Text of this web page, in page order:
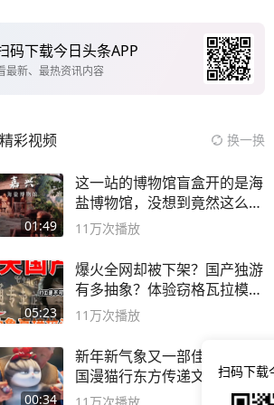
码下载今日头条APP
最新、最热资讯内容
精彩视频 换一换
01:49
这一站的博物馆盲盒开的是海
盐博物馆，没想到竟然这么好
逛！
11万次播放
05:23
爆火全网却被下架？国产独游
有多抽象？体验窃格瓦拉模拟
器！
11万次播放
00:34
新年新气象又一部佳作诞生 #
国漫猫行东方传递文化自信扫码下载